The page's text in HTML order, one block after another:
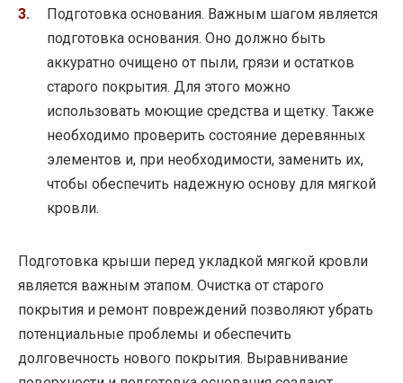
Подготовка основания. Важным шагом является
подготовка основания. Оно должно быть
аккуратно очищено от пыли, грязи и остатков
старого покрытия. Для этого можно
использовать моющие средства и щетку. Также
необходимо проверить состояние деревянных
элементов и, при необходимости, заменить их,
чтобы обеспечить надежную основу для мягкой
кровли.
Подготовка крыши перед укладкой мягкой кровли
является важным этапом. Очистка от старого
покрытия и ремонт повреждений позволяют убрать
потенциальные проблемы и обеспечить
долговечность нового покрытия. Выравнивание